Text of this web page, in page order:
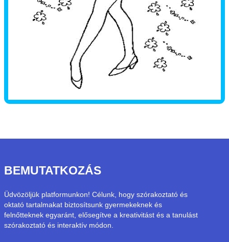
BEMUTATKOZÁS
Üdvözöljük platformunkon! Célunk, hogy szórakoztató és
oktató tartalmakat biztosítsunk gyermekeknek és
felnőtteknek egyaránt, elősegítve a kreativitást és a tanulást
szórakoztató és interaktív módon.